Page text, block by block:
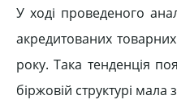
У ході проведеного
акредитованих
року. Така тенденція
біржовій структурі мала